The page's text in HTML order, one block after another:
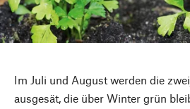
Im Juli und August werden die
ausgesät, die über Winter grün